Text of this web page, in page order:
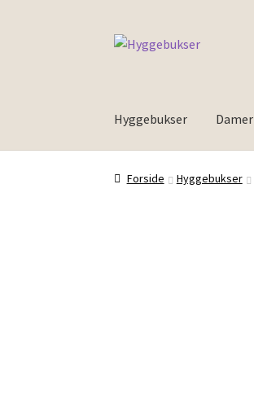
Spring
Spring
Hyggebukser Damer
Forside Inspiration
Forside Hyggebukser